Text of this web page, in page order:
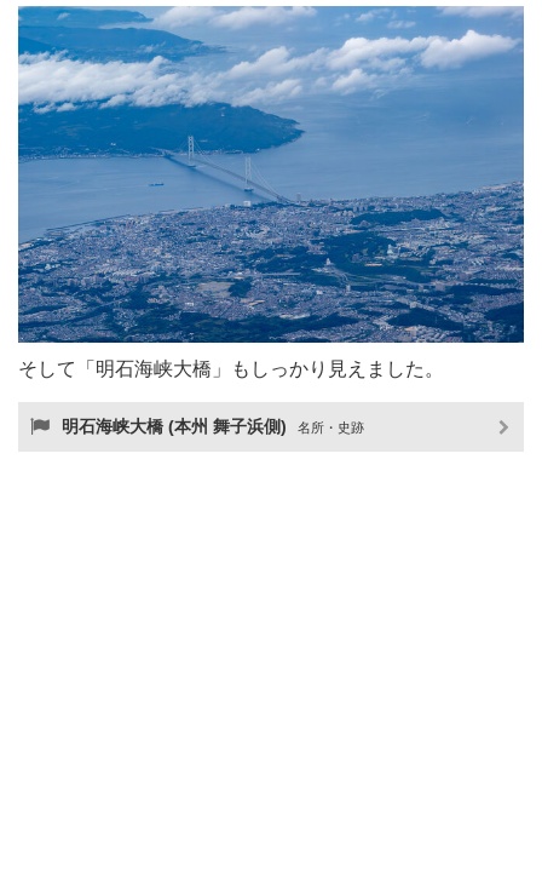
そして「明石海峡大橋」もしっかり見えました。
明石海峡大橋 (本州 舞子浜側) 名所・史跡